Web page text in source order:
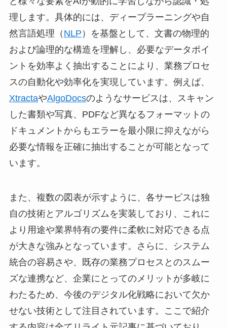
理します。具体的には、ディープラーニングや自
然言語処理（ NLP ）を基盤として、文書の物理的
および論理的な構造を理解し、必要なデータポイ
ントを効率よく抽出することにより、業務プロセ
スの自動化や効率化を実現しています。例えば、
XtractaやAlgoDocsのようなサービスは、スキャン
した書類や写真、PDFなど異なるフォーマットの
ドキュメントからもエラーを最小限に抑えながら
必要な情報を正確に抽出することが可能となって
います。
また、複数の図表が示すように、各サービスは独
自の技術とアルゴリズムを実装しており、これに
より用途や業界特有の要件に柔軟に対応できる点
が大きな強みとなっています。さらに、システム
統合の容易さや、既存の業務プロセスとのスムー
ズな連携など、企業にとってのメリットが多岐に
わたるため、今後のデジタル化戦略において欠か
せない技術として注目されています。ここで紹介